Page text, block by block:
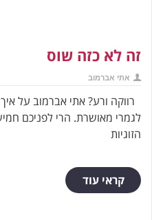
זה לא כזה שוס
אתי אברמוב
רווקה ורע? אתי אברמוב על
לגמרי מאושרת. הרי לפניכם
הזוגיות
קראי עוד